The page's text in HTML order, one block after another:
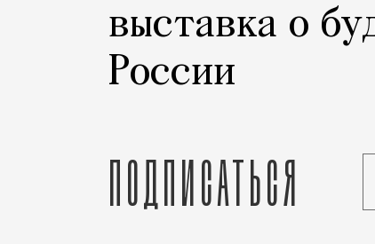
выставка о
России
Подписаться